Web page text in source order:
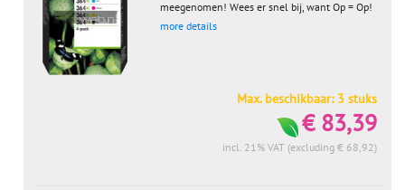
meegenomen! Wees er snel bij, want Op = Op!
more details
Max. beschikbaar: 3 stuks
€ 83,39
incl. 21% VAT (excluding € 68,92)